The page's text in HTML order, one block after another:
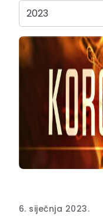
6. siječnja 2023.